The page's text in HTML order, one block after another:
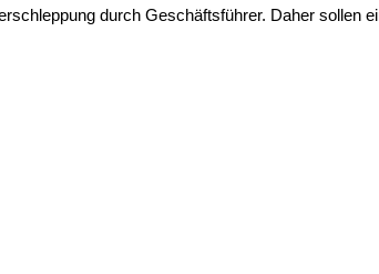
durch Geschäftsführer. Daher sollen